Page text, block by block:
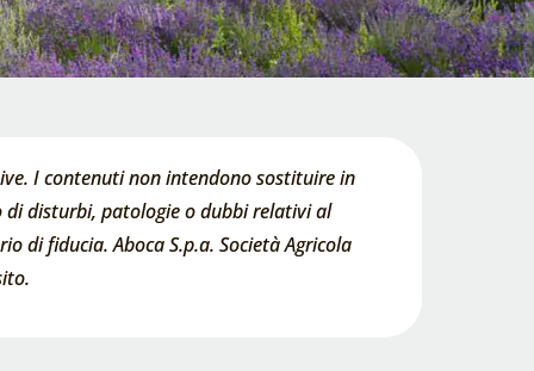
I contenuti non intendono sostituire in
disturbi, patologie o dubbi relativi al
di fiducia. Aboca S.p.a. Società Agricola